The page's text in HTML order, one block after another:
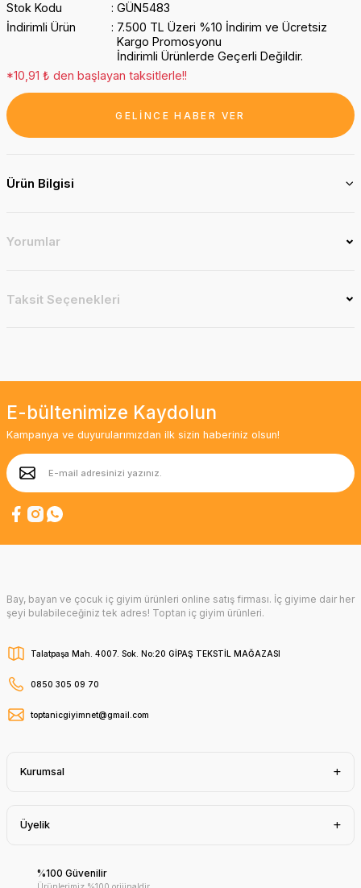
Stok Kodu
GÜN5483
İndirimli Ürün
7.500 TL Üzeri %10 İndirim ve Ücretsiz
Kargo Promosyonu
İndirimli Ürünlerde Geçerli Değildir.
*10,91 ₺ den başlayan taksitlerle!!
GELİNCE HABER VER
Ürün Bilgisi
Yorumlar
Taksit Seçenekleri
E-bültenimize Kaydolun
Kampanya ve duyurularımızdan ilk sizin haberiniz olsun!
Bay, bayan ve çocuk iç giyim ürünleri online satış firması. İç giyime dair her
şeyi bulabileceğiniz tek adres! Toptan iç giyim ürünleri.
Talatpaşa Mah. 4007. Sok. No:20 GİPAŞ TEKSTİL MAĞAZASI
0850 305 09 70
toptanicgiyimnet@gmail.com
Kurumsal
Üyelik
%100 Güvenilir